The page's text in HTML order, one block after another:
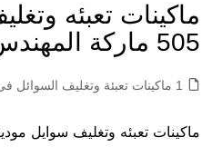
ماكينات تعبئه
505 ماركة المهندس منسى
1 ماكينات تعبئة وتغليف السوائل فى اكياس